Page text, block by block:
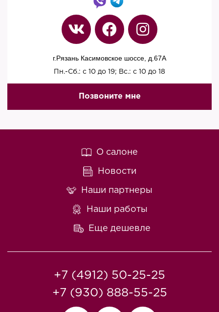
г.Рязань Касимовское шоссе, д.67A
Пн.-Сб.: с 10 до 19; Вс.: с 10 до 18
Позвоните мне
О салоне
Новости
Наши партнеры
Наши работы
Еще дешевле
+7 (4912) 50-25-25
+7 (930) 888-55-25